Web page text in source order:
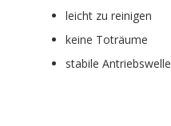
leicht zu reinigen
keine Toträume
stabile Antriebswelle